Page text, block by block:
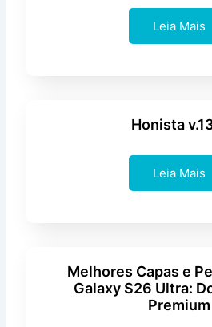
Leia Mais
Honista
Leia Mais
Melhores Capas e
Galaxy S26 Ultra:
Premium